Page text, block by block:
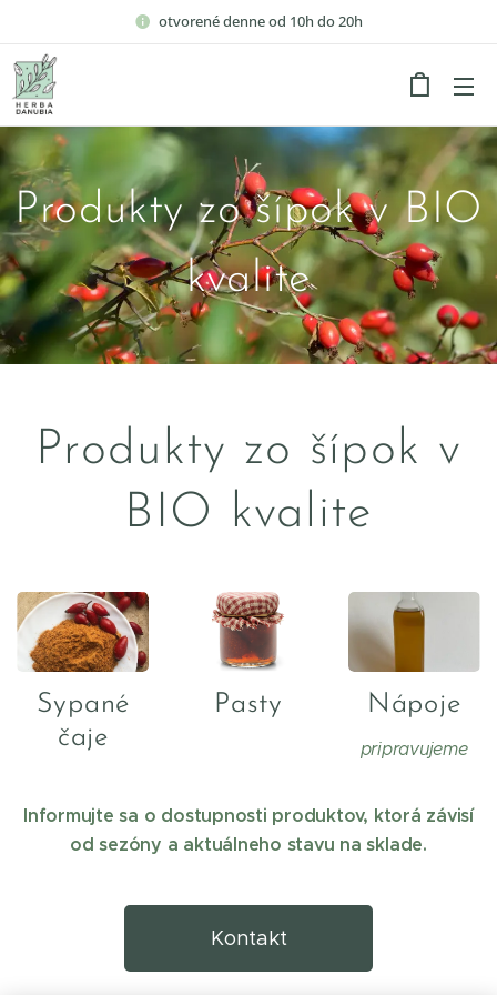
otvorené denne od 10h do 20h
Produkty zo šípok v BIO
kvalite
Produkty zo šípok v
BIO kvalite
Sypané
čaje
Pasty Nápoje
pripravujeme
Informujte sa o dostupnosti produktov, ktorá závisí
od sezóny a aktuálneho stavu na sklade.
Kontakt